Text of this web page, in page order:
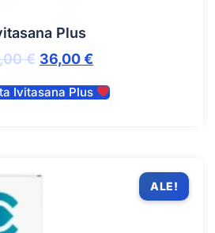
Plus
€ 36,00€
Ivitasana Plus
ALE!